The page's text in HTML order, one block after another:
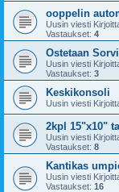
ooppelin
Uusin viesti
Vastaukset: 4
Ostetaan
Uusin viesti
Vastaukset: 3
Keskikonsoli
Uusin viesti
2kpl 15"x10"
Uusin viesti
Vastaukset: 8
Kantikas
Uusin viesti
Vastaukset: 16